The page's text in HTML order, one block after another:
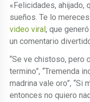
«Felicidades, ahijado,
sueños. Te lo
video viral, que
un comentario
“Se ve chistoso, pero
termino”, “Tremenda
madrina vale oro”, “Si
entonces no quiero